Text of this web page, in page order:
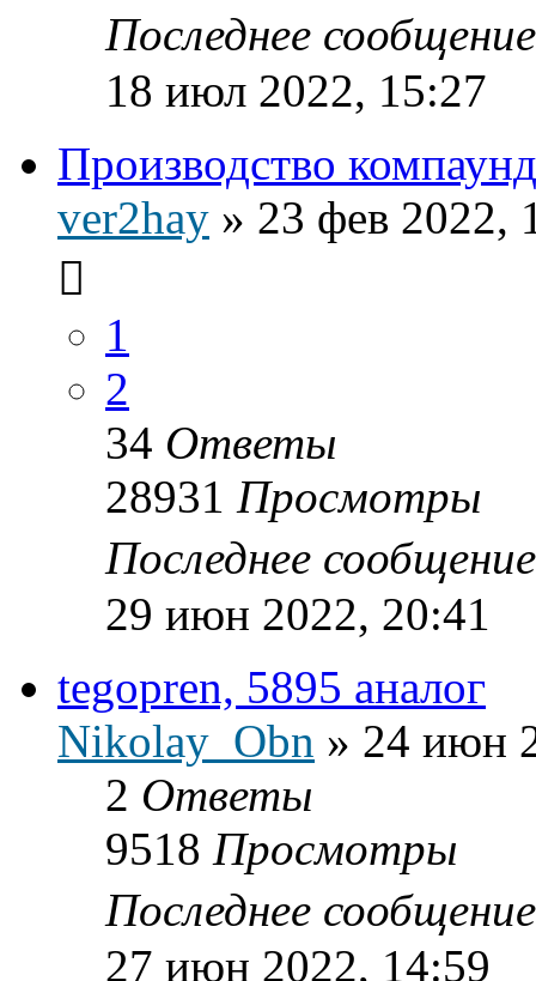
Последнее
18 июл 2022, 15:27
Производство
ver2hay » 23 фев 2022,
1
2
34 Ответы
28931 Просмотры
Последнее
29 июн 2022, 20:41
tegopren, 5895 аналог
Nikolay_Obn » 24 июн
2 Ответы
9518 Просмотры
Последнее
27 июн 2022, 14:59